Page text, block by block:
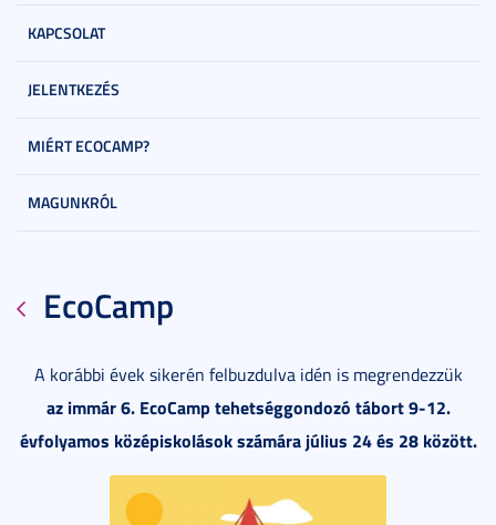
KAPCSOLAT
JELENTKEZÉS
MIÉRT ECOCAMP?
MAGUNKRÓL
EcoCamp
A korábbi évek sikerén felbuzdulva idén is megrendezzük
az immár 6. EcoCamp tehetséggondozó tábort 9-12.
évfolyamos középiskolások számára július 24 és 28 között.